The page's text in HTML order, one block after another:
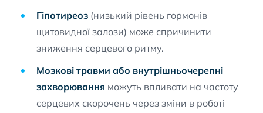
Гіпотиреоз (низький рівень гормонів
щитовидної залози) може спричинити
зниження серцевого ритму.
Мозкові травми або внутрішньочерепні
захворювання можуть впливати на частоту
серцевих скорочень через зміни в роботі